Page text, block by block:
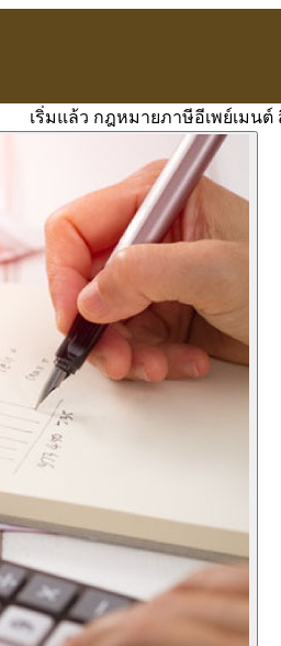
เริ่มแล้ว กฎหมายภาษีอีเพย์เมน